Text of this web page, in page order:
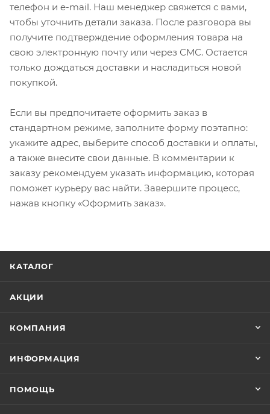
телефон и e-mail. Наш менеджер свяжется с вами,
чтобы уточнить детали заказа. После разговора вы
получите подтверждение оформления товара на
свою электронную почту или через СМС. Остается
только дождаться доставки и насладиться новой
покупкой.
Если вы предпочитаете оформить заказ в
стандартном режиме, заполните форму поэтапно:
укажите адрес, выберите способ доставки и оплаты,
а также внесите свои данные. В комментарии к
заказу рекомендуем указать информацию, которая
поможет курьеру вас найти. Завершите процесс,
нажав кнопку «Оформить заказ».
КАТАЛОГ
АКЦИИ
КОМПАНИЯ
ИНФОРМАЦИЯ
ПОМОЩЬ